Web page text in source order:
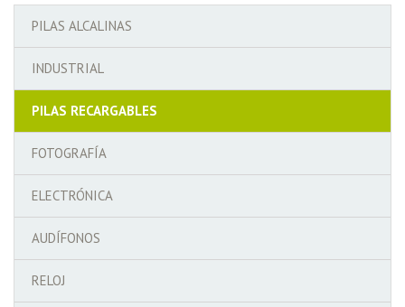
PILAS ALCALINAS
INDUSTRIAL
PILAS RECARGABLES
FOTOGRAFÍA
ELECTRÓNICA
AUDÍFONOS
RELOJ